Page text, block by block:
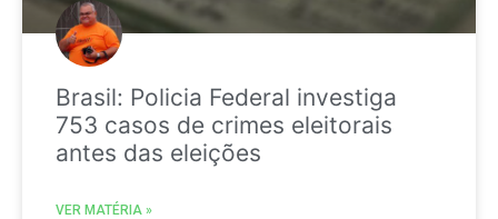
Brasil: Policia Federal investiga
753 casos de crimes eleitorais
antes das eleições
VER MATÉRIA »